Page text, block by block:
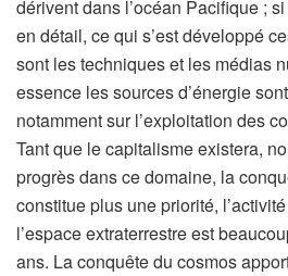
dérivent dans l’océan Pacifique ;
en détail, ce qui s’est développé
sont les techniques et les médias
essence les sources d’énergie
notamment sur l’exploitation des
Tant que le capitalisme existera,
progrès dans ce domaine, la
constitue plus une priorité,
l’espace extraterrestre est
ans. La conquête du cosmos